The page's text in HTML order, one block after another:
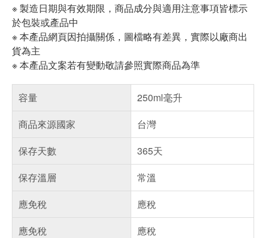
※ 製造日期與有效期限，商品成分與適用注意事項皆標示
於包裝或產品中
※ 本產品網頁因拍攝關係，圖檔略有差異，實際以廠商出
貨為主
※ 本產品文案若有變動敬請參照實際商品為準
容量
250ml毫升
商品來源國家
台灣
保存天數
365天
保存溫層
常溫
應免稅
應稅
應免稅
應稅